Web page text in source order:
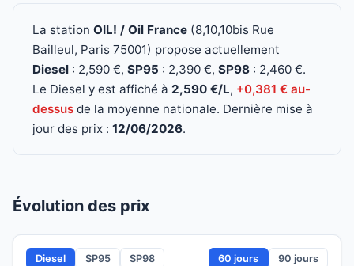
La station OIL! / Oil France (8,10,10bis Rue
Bailleul, Paris 75001) propose actuellement
Diesel : 2,590 €, SP95 : 2,390 €, SP98 : 2,460 €.
Le Diesel y est affiché à 2,590 €/L, +0,381 € au-
dessus de la moyenne nationale. Dernière mise à
jour des prix : 12/06/2026.
Évolution des prix
Diesel SP95 SP98 60 jours 90 jours